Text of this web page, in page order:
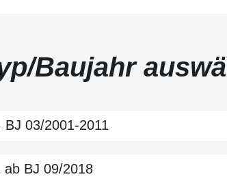
Baujahr
BJ 03/2001-2011
ab BJ 09/2018